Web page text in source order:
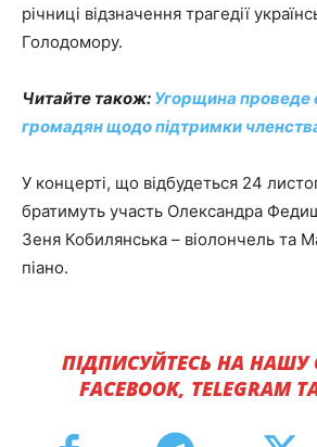
річниці відзначення трагедії
Голодомору.
Читайте також: Угорщина проведе
громадян щодо підтримки
У концерті, що відбудеться 24
братимуть участь Олександра
Зеня Кобилянська – віолончель та
піано.
ПІДПИСУЙТЕСЬ НА НАШУ
FACEBOOK, TELEGRAM